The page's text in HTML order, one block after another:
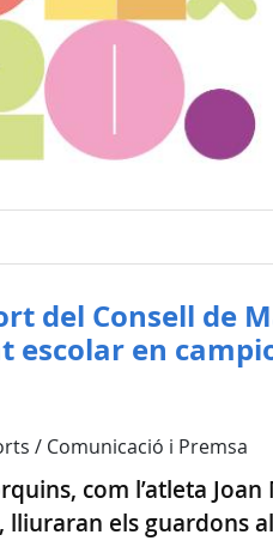
del Consell
escolar en
/ Comunicació i Premsa
com l’atleta
lliuraran els guardons